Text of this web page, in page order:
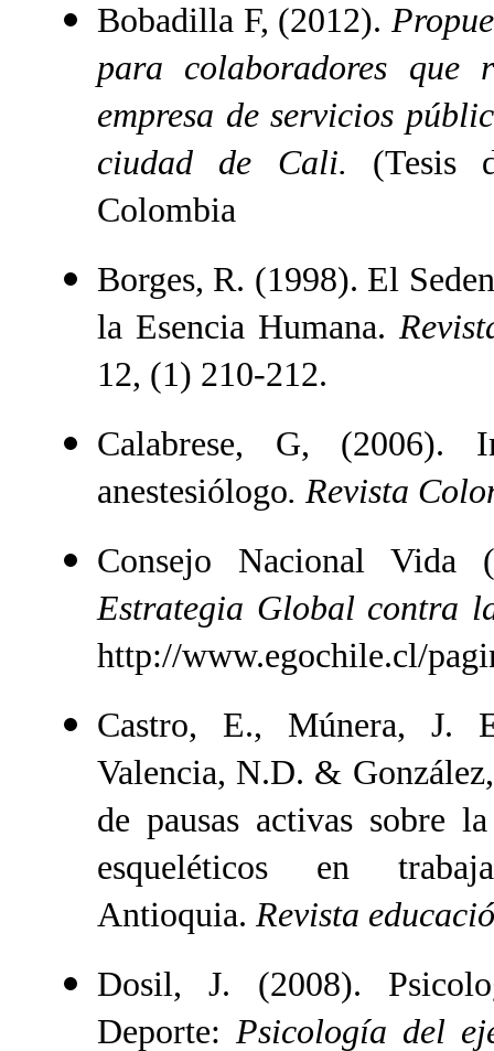
Bobadilla F, (2012).
para colaboradores que
empresa de servicios
ciudad de Cali. (Tesis
Colombia
Borges, R. (1998). El
la Esencia Humana.
12, (1) 210-212.
Calabrese, G, (2006).
anestesiólogo. Revista
Consejo Nacional Vida
Estrategia Global contra
http://www.egochile.cl/
Castro, E., Múnera, J.
Valencia, N.D. &
de pausas activas sobre
esqueléticos en
Antioquia. Revista
Dosil, J. (2008).
Deporte: Psicología del